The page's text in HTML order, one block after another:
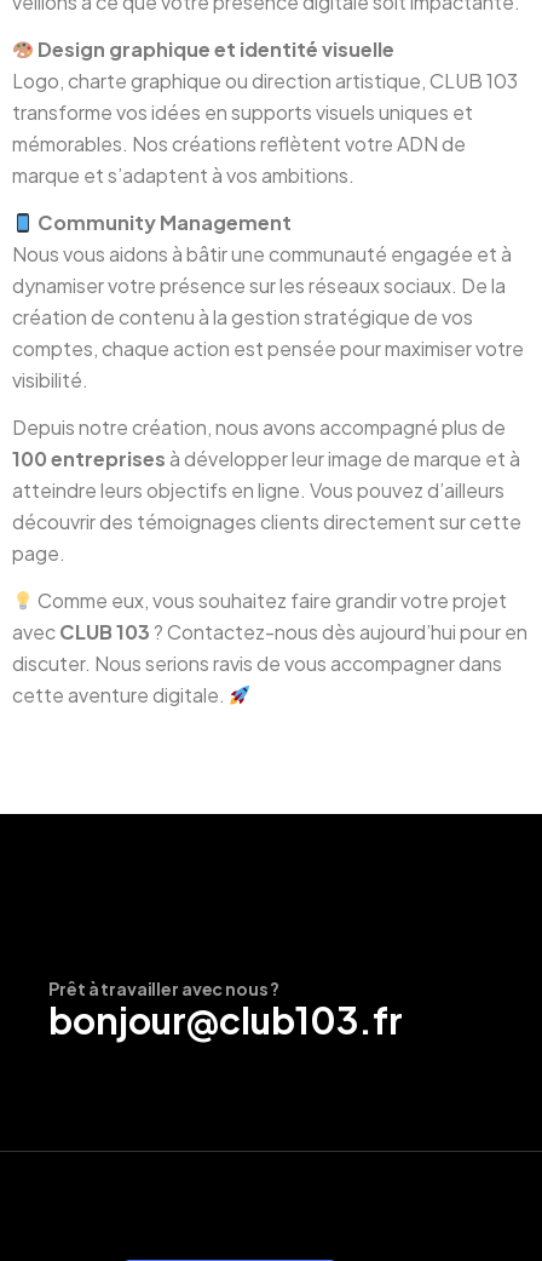
Design graphique et identité visuelle
Logo, charte graphique ou direction artistique, CLUB 103
transforme vos idées en supports visuels uniques et
mémorables. Nos créations reflètent votre ADN de
marque et s’adaptent à vos ambitions.
Community Management
Nous vous aidons à bâtir une communauté engagée et à
dynamiser votre présence sur les réseaux sociaux. De la
création de contenu à la gestion stratégique de vos
comptes, chaque action est pensée pour maximiser votre
visibilité.
Depuis notre création, nous avons accompagné plus de
100 entreprisesà développer leur image de marque et à
atteindre leurs objectifs en ligne. Vous pouvez d’ailleurs
découvrir des témoignages clients directement sur cette
page.
Comme eux, vous souhaitez faire grandir votre projet
avecCLUB 103? Contactez-nous dès aujourd’hui pour en
discuter. Nous serions ravis de vous accompagner dans
cette aventure digitale.
Prêt à travailler avec nous ?
bonjour@club103.fr